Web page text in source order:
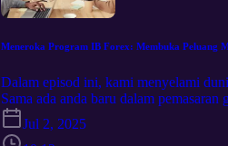
Meneroka Program IB Forex: Membuka Peluang
Dalam episod ini, kami menyelami
Sama ada anda baru dalam
untuk mengembangkan pendapatan
menjadi ahli gabungan dalam industri
Jul 2, 2025